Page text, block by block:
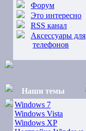
Форум
Это интересно
RSS канал
Аксессуары для
телефонов
Наши темы
Windows 7
Windows Vista
Windows XP